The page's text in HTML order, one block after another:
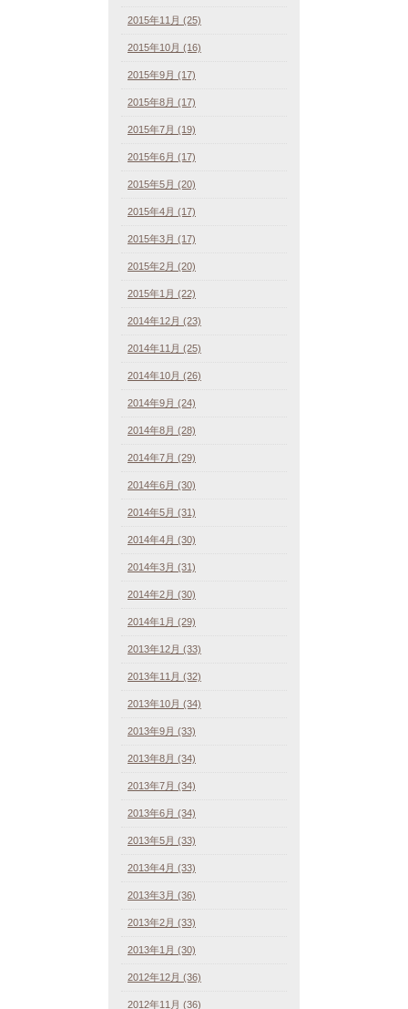
2015年11月 (25)
2015年10月 (16)
2015年9月 (17)
2015年8月 (17)
2015年7月 (19)
2015年6月 (17)
2015年5月 (20)
2015年4月 (17)
2015年3月 (17)
2015年2月 (20)
2015年1月 (22)
2014年12月 (23)
2014年11月 (25)
2014年10月 (26)
2014年9月 (24)
2014年8月 (28)
2014年7月 (29)
2014年6月 (30)
2014年5月 (31)
2014年4月 (30)
2014年3月 (31)
2014年2月 (30)
2014年1月 (29)
2013年12月 (33)
2013年11月 (32)
2013年10月 (34)
2013年9月 (33)
2013年8月 (34)
2013年7月 (34)
2013年6月 (34)
2013年5月 (33)
2013年4月 (33)
2013年3月 (36)
2013年2月 (33)
2013年1月 (30)
2012年12月 (36)
2012年11月 (36)